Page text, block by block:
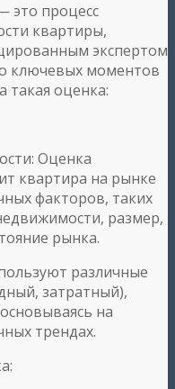
это процесс
квартиры,
экспертом
ключевых моментов
такая оценка:
Оценка
квартира на рынке
факторов, таких
размер,
рынка.
различные
затратный),
на
трендах.